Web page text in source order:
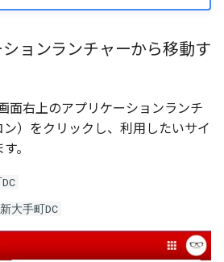
ョンランチャーから移動す
面右上のアプリケーションランチ
）をクリックし、利用したいサイ
。
新大手町DC